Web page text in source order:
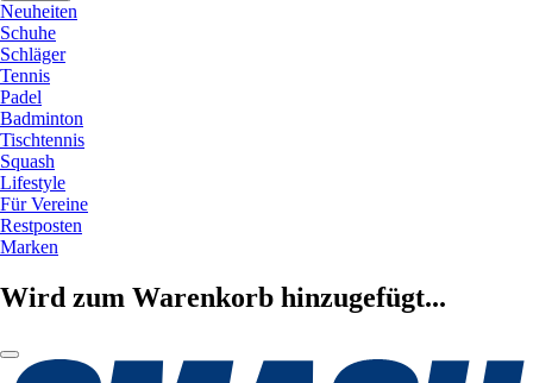
Neuheiten
Schuhe
Schläger
Tennis
Padel
Badminton
Tischtennis
Squash
Lifestyle
Für Vereine
Restposten
Marken
Wird zum Warenkorb hinzugefügt...